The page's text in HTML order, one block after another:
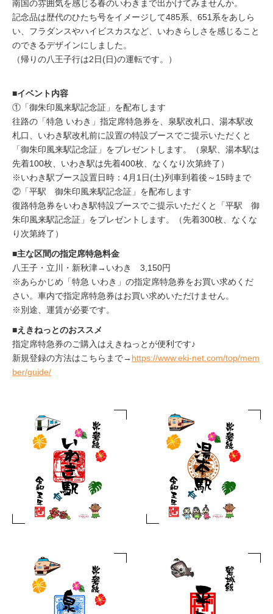
南国の雰囲気を感じる春のいわきまで出かけてみませんか。
記念品は歴代のひたち号をイメージして485系、651系をあしら
い、フラダンスやハイビスカスなど、いわきらしさを感じること
のできるデザインにしました。
（帰りの八王子行は2日(日)の運転です。）
■イベント内容
①「御朱印風来駅記念証」を配布します
往路の「特急 いわき」指定席特急券を、泉駅改札口、湯本駅改
札口、いわき駅改札前に設置の特設ブースでご提示いただくと
「御朱印風来駅記念証」をプレゼントします。（泉駅、湯本駅は
先着100枚、いわき駅は先着400枚、なくなり次第終了）
※いわき駅ブース設置日時：4月1日(土)列車到着後～15時まで
②「平駅 御朱印風来駅記念証」を配布します
復路特急券をいわき駅特設ブースでご提示いただくと「平駅 御
朱印風来駅記念証」をプレゼントします。（先着300枚、なくな
り次第終了）
■主な区間の指定席特急料金
八王子・立川・新秋津→いわき 3,150円
※あらかじめ「特急 いわき」の指定席特急券をお買い求めくだ
さい。車内で指定席特急券はお買い求めいただけません。
※別途、運賃が必要です。
■えきねっとのおススメ
指定席特急券のご購入はえきねっとが便利です♪
新規登録の方法はこちらまで→ https://www.eki-net.com/top/mem
ber/guide/